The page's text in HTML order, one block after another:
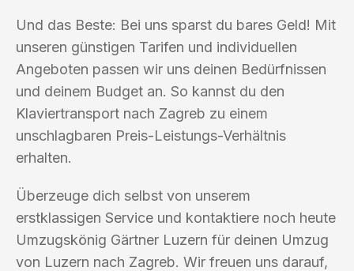
Und das Beste: Bei uns sparst du bares Geld! Mit
unseren günstigen Tarifen und individuellen
Angeboten passen wir uns deinen Bedürfnissen
und deinem Budget an. So kannst du den
Klaviertransport nach Zagreb zu einem
unschlagbaren Preis-Leistungs-Verhältnis
erhalten.
Überzeuge dich selbst von unserem
erstklassigen Service und kontaktiere noch heute
Umzugskönig Gärtner Luzern für deinen Umzug
von Luzern nach Zagreb. Wir freuen uns darauf,